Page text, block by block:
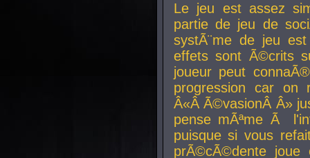
Le jeu est assez
partie de jeu de
systÃ¨me de jeu
effets sont Ã©crits
joueur peut
progression car
Â«Â Ã©vasionÂ Â»
pense mÃªme Ã
puisque si vous
prÃ©cÃ©dente